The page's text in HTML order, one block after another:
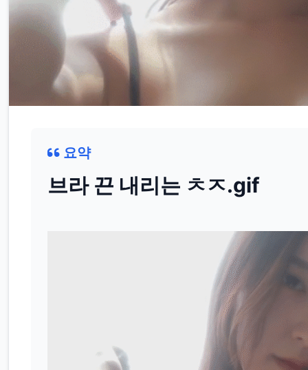
요약
브라 끈 내리는 ㅊㅈ.gif